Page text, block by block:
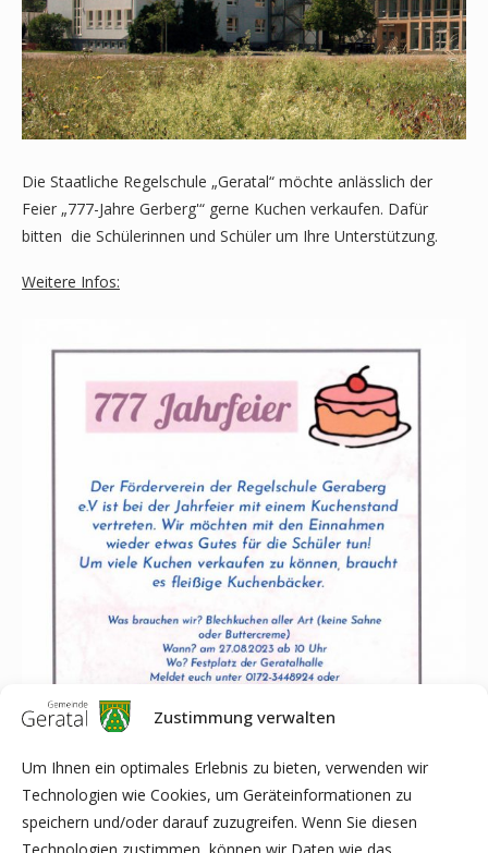
Zustimmung verwalten
Um Ihnen ein optimales Erlebnis zu bieten, verwenden wir
Technologien wie Cookies, um Geräteinformationen zu
speichern und/oder darauf zuzugreifen. Wenn Sie diesen
Die Staatliche Regelschule „Geratal“ möchte anlässlich der
Feier „777-Jahre Gerberg'“ gerne Kuchen verkaufen. Dafür
bitten die Schülerinnen und Schüler um Ihre Unterstützung.
Weitere Infos: